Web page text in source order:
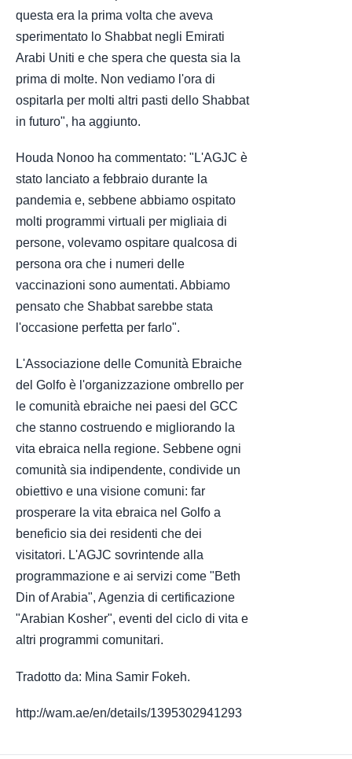
questa era la prima volta che aveva
sperimentato lo Shabbat negli Emirati
Arabi Uniti e che spera che questa sia la
prima di molte. Non vediamo l'ora di
ospitarla per molti altri pasti dello Shabbat
in futuro", ha aggiunto.
Houda Nonoo ha commentato: "L'AGJC è
stato lanciato a febbraio durante la
pandemia e, sebbene abbiamo ospitato
molti programmi virtuali per migliaia di
persone, volevamo ospitare qualcosa di
persona ora che i numeri delle
vaccinazioni sono aumentati. Abbiamo
pensato che Shabbat sarebbe stata
l'occasione perfetta per farlo".
L'Associazione delle Comunità Ebraiche
del Golfo è l'organizzazione ombrello per
le comunità ebraiche nei paesi del GCC
che stanno costruendo e migliorando la
vita ebraica nella regione. Sebbene ogni
comunità sia indipendente, condivide un
obiettivo e una visione comuni: far
prosperare la vita ebraica nel Golfo a
beneficio sia dei residenti che dei
visitatori. L'AGJC sovrintende alla
programmazione e ai servizi come "Beth
Din of Arabia", Agenzia di certificazione
"Arabian Kosher", eventi del ciclo di vita e
altri programmi comunitari.
Tradotto da: Mina Samir Fokeh.
http://wam.ae/en/details/1395302941293